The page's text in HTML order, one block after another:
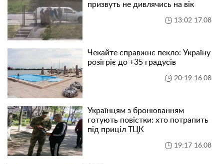
призвуть не дивлячись на вік
13:02 17.08
Чекайте справжнє пекло: Україну
розігріє до +35 градусів
20:19 16.08
Українцям з бронюванням
готують повістки: хто потрапить
під приціл ТЦК
19:17 16.08